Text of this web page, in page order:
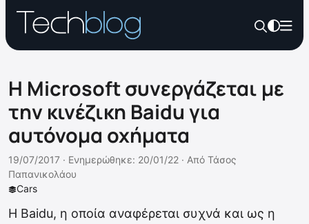
Η Microsoft συνεργάζεται με
την κινέζικη Baidu για
αυτόνομα οχήματα
Cars
19/07/2017 · Ενημερώθηκε: 20/01/22 · Από Τάσος
Παπανικολάου
Η Baidu, η οποία αναφέρεται συχνά και ως η